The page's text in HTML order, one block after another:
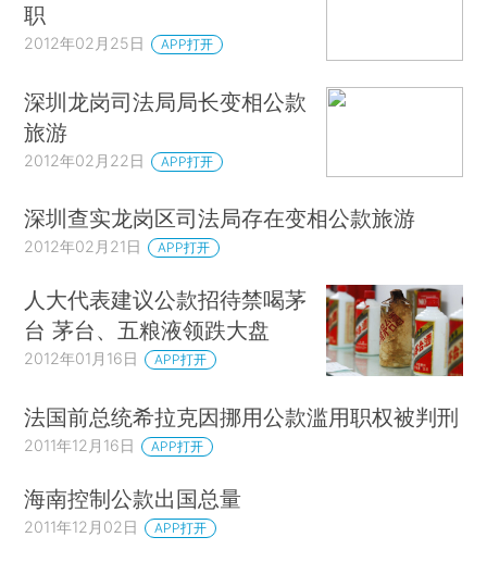
职
2012年02月25日 APP打开
深圳龙岗司法局局长变相公款
旅游
2012年02月22日 APP打开
深圳查实龙岗区司法局存在变相公款旅游
2012年02月21日 APP打开
人大代表建议公款招待禁喝茅
台 茅台、五粮液领跌大盘
2012年01月16日 APP打开
法国前总统希拉克因挪用公款滥用职权被判刑
2011年12月16日 APP打开
海南控制公款出国总量
2011年12月02日 APP打开